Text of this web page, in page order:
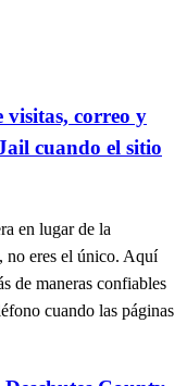
visitas, correo y
cuando el sitio
en lugar de la
no eres el único. Aquí
de maneras confiables
cuando las páginas